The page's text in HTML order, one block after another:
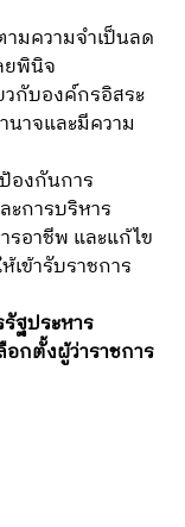
มความจำเป็นลด
ยพินิจ
กับองค์กรอิสระ
นาจและมีความ
ป้องกันการ
ะการบริหาร
รอาชีพ และแก้ไข
ข้ารับราชการ
ฐประหาร
อกตั้งผู้ว่าราชการ